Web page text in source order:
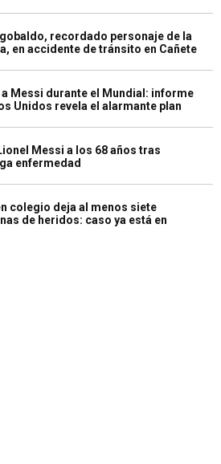
recordado personaje de la
en accidente de tránsito en Cañete
a Messi durante el Mundial: informe
Unidos revela el alarmante plan
Messi a los 68 años tras
enfermedad
colegio deja al menos siete
de heridos: caso ya está en